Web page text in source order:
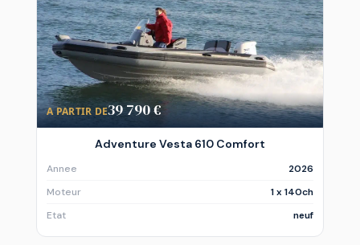
A PARTIR DE39 790 €
Adventure Vesta 610 Comfort
Annee
2026
Moteur
1 x 140ch
Etat
neuf